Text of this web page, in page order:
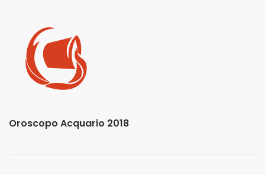
Oroscopo Acquario 2018